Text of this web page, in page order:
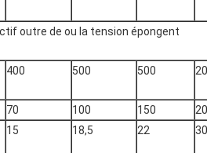
outre de ou la tension épongent
400 500 500
70 100 150
15 18,5 22 30